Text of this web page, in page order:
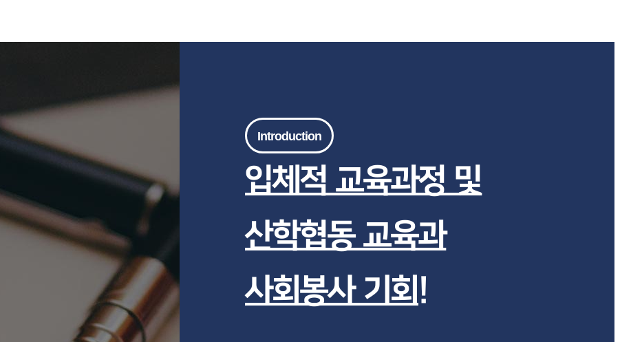
Introduction
입체적 교육과정 및
산학협동 교육과
사회봉사 기회!